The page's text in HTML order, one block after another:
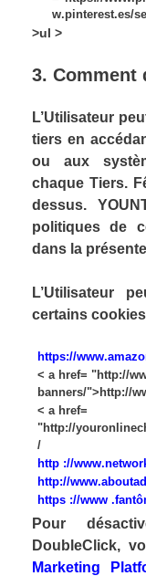
w.pinterest.es/
>ul >
3. Comment
L’Utilisateur
tiers en
ou aux
chaque Tiers.
dessus.
politiques de
dans la
L’Utilisateur
certains
https://
< a href= "http://
banners/">http://
< a href=
"http://
/
http ://
http://
https ://www
Pour
DoubleClick,
Marketing